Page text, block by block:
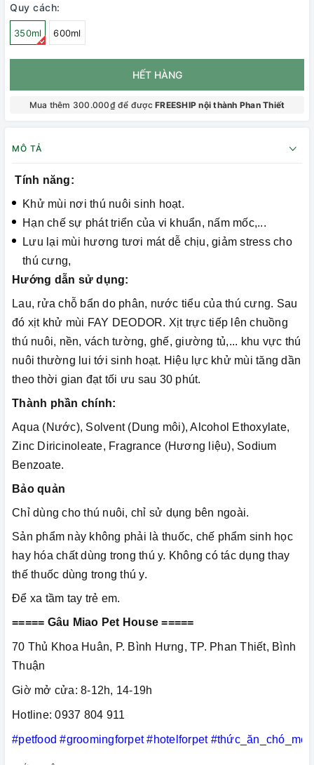
Quy cách:
350ml 600ml
HẾT HÀNG
Mua thêm 300.000₫ để đượcFREESHIP nội thành Phan Thiết
MÔ TẢ
Tính năng:
Khử mùi nơi thú nuôi sinh hoạt.
Hạn chế sự phát triển của vi khuẩn, nấm mốc,...
Lưu lại mùi hương tươi mát dễ chịu, giảm stress cho
thú cưng,
Hướng dẫn sử dụng:
Lau, rửa chỗ bẩn do phân, nước tiểu của thú cưng. Sau
đó xịt khử mùi FAY DEODOR. Xịt trực tiếp lên chuồng
thú nuôi, nền, vách tường, ghế, giường tủ,... khu vực thú
nuôi thường lui tới sinh hoạt. Hiệu lực khử mùi tăng dần
theo thời gian đạt tối ưu sau 30 phút.
Thành phần chính:
Aqua (Nước), Solvent (Dung môi), Alcohol Ethoxylate,
Zinc Diricinoleate, Fragrance (Hương liệu), Sodium
Benzoate.
Bảo quản
Chỉ dùng cho thú nuôi, chỉ sử dụng bên ngoài.
Sản phẩm này không phải là thuốc, chế phẩm sinh học
hay hóa chất dùng trong thú y. Không có tác dụng thay
thế thuốc dùng trong thú y.
Để xa tầm tay trẻ em.
===== Gâu Miao Pet House =====
70 Thủ Khoa Huân, P. Bình Hưng, TP. Phan Thiết, Bình
Thuận
Giờ mở cửa: 8-12h, 14-19h
Hotline: 0937 804 911
#petfood #groomingforpet #hotelforpet #thức_ăn_chó_mèo